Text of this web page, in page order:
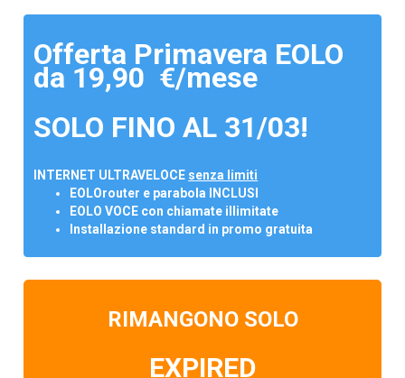
Offerta Primavera EOLO
da 19,90 €/mese
SOLO FINO AL 31/03!
INTERNET ULTRAVELOCE senza limiti
EOLOrouter e parabola INCLUSI
EOLO VOCE con chiamate illimitate
Installazione standard in promo gratuita
RIMANGONO SOLO
EXPIRED